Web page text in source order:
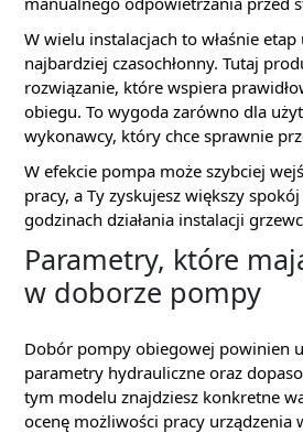
W wielu instalacjach to właśnie
najbardziej czasochłonny. Tutaj
rozwiązanie, które wspiera
obiegu. To wygoda zarówno dla
wykonawcy, który chce sprawnie
W efekcie pompa może szybciej
pracy, a Ty zyskujesz większy
godzinach działania instalacji
Parametry, które
w doborze pompy
Dobór pompy obiegowej powinien
parametry hydrauliczne oraz
tym modelu znajdziesz konkretne
ocenę możliwości pracy urządzenia